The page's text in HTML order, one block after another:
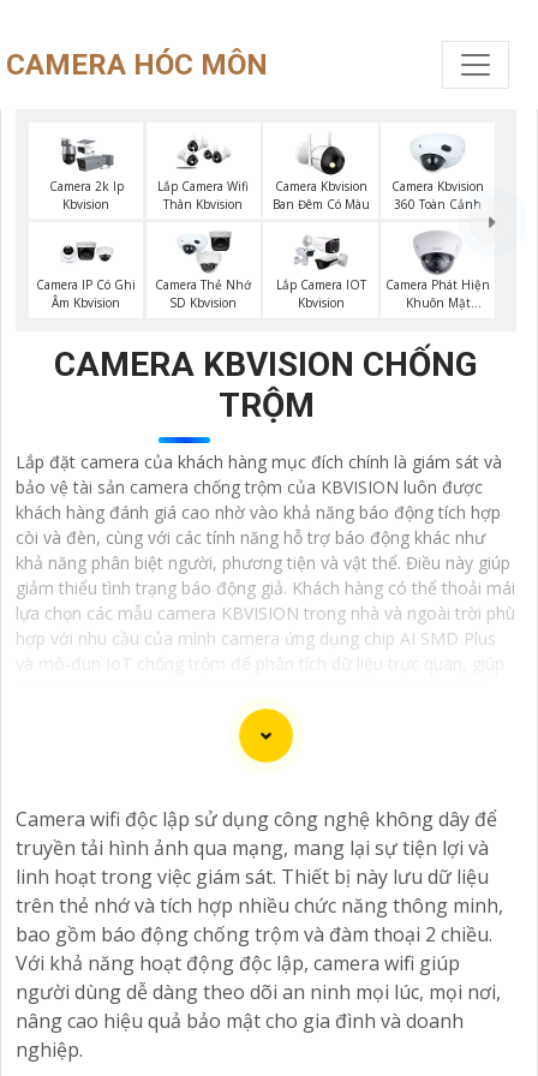
CAMERA HÓC MÔN
Camera 2k Ip
Kbvision
Lắp Camera Wifi
Thân Kbvision
Camera Kbvision
Ban Đêm Có Màu
Camera Kbvision
360 Toàn Cảnh
Camera IP Có Ghi
Âm Kbvision
Camera Thẻ Nhớ
SD Kbvision
Lắp Camera IOT
Kbvision
Camera Phát Hiện
Khuôn Mặt
CAMERA KBVISION CHỐNG
TRỘM
Lắp đặt camera của khách hàng mục đích chính là giám sát và
bảo vệ tài sản camera chống trộm của KBVISION luôn được
khách hàng đánh giá cao nhờ vào khả năng báo động tích hợp
còi và đèn, cùng với các tính năng hỗ trợ báo động khác như
khả năng phân biệt người, phương tiện và vật thể. Điều này giúp
giảm thiểu tình trạng báo động giả. Khách hàng có thể thoải mái
lựa chọn các mẫu camera KBVISION trong nhà và ngoài trời phù
hợp với nhu cầu của mình camera ứng dụng chip AI SMD Plus
và mô-đun IoT chống trộm để phân tích dữ liệu trực quan, giúp
Một số dòng camera KBVISION chống trộm cao cấp còn được
trang bị loa và đèn nháy sáng mang tính răn đe hiệu quả.
Camera KBVISION chống trộm với chất lượng hình ảnh sắc nét,
Dịch vụ cài đặt Camera Báo Động Chống Trộm là một
giải pháp hiệu quả để bảo vệ tài sản và nhà ở của bạn.
Camera báo động chống trộm giúp bạn theo dõi và ghi
lại hình ảnh, cung cấp cảnh báo ngay khi phát hiện sự
xâm nhập hoặc hành vi đáng ngờ trong không gian
được giám sát.
Camera wifi độc lập sử dụng công nghệ không dây để
truyền tải hình ảnh qua mạng, mang lại sự tiện lợi và
linh hoạt trong việc giám sát. Thiết bị này lưu dữ liệu
trên thẻ nhớ và tích hợp nhiều chức năng thông minh,
bao gồm báo động chống trộm và đàm thoại 2 chiều.
Với khả năng hoạt động độc lập, camera wifi giúp
người dùng dễ dàng theo dõi an ninh mọi lúc, mọi nơi,
nâng cao hiệu quả bảo mật cho gia đình và doanh
nghiệp.